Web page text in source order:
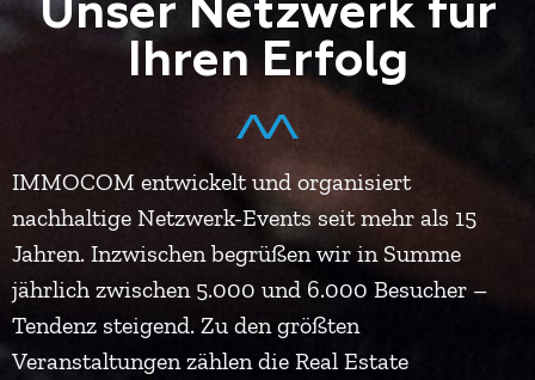
Unser Netzwerk für
Ihren Erfolg
IMMOCOM entwickelt und organisiert
nachhaltige Netzwerk-Events seit mehr als 15
Jahren. Inzwischen begrüßen wir in Summe
jährlich zwischen 5.000 und 6.000 Besucher –
Tendenz steigend. Zu den größten
Veranstaltungen zählen die Real Estate